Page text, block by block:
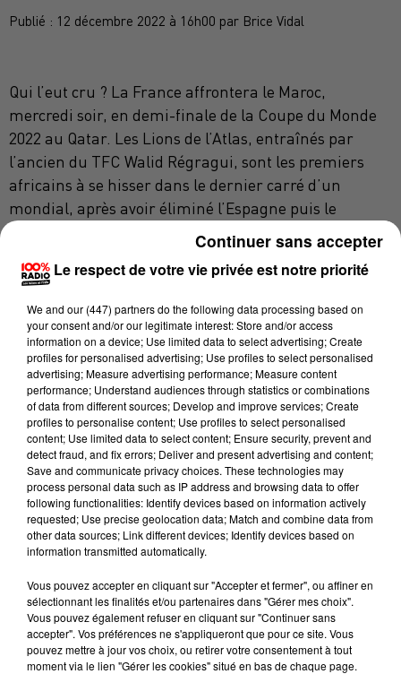
Publié : 12 décembre 2022 à 16h00 par Brice Vidal
Qui l’eut cru ? La France affrontera le Maroc,
mercredi soir, en demi-finale de la Coupe du Monde
2022 au Qatar. Les Lions de l’Atlas, entraînés par
l’ancien du TFC Walid Régragui, sont les premiers
africains à se hisser dans le dernier carré d’un
mondial, après avoir éliminé l’Espagne puis le
Portugal. L’ancien entraîneur toulousain, Alain
Giresse, a aussi participé à des demi-finales de coupe
du Monde ; quand il était joueur, dans le fameux
carré magique des Bleus en 1982 et 1986.
Et ce fin connaisseur du foot africain prévient : il ne
faut surtout pas sous-estimer l’adversaire ni tomber
dans la suffisance ;" il ne faut pas considérer qu'on a un
avantage [...] on ne s'appuie pas sur le palmarès [...] face
à une équipe qui découvre les demi-finales c'est ça le
piège [...] ils ne sont pas là par hasard."Gigi"pas surpris
de voir une équipe africaine à ce stade"et "c'est arrivé à
une équipe nord africaine car ils sont structurés et
professionnalisés".Pour l'ancien Bleu qui a aussi
entraîné au Marocet eu Regragui sous ses ordres à
une dimension à cette équipe, Ziech a été à l'école de
l'Ajax"rappelle-t-il.
Le respect de votre vie privée est notre priorité
We and our (447) partnersdo the following data processing based on
your consent and/or our legitimate interest: Store and/or access
information on a device; Use limited data to select advertising; Create
profiles for personalised advertising; Use profiles to select personalised
advertising; Measure advertising performance; Measure content
performance; Understand audiences through statistics or combinations
of data from different sources; Develop and improve services; Create
profiles to personalise content; Use profiles to select personalised
content; Use limited data to select content; Ensure security, prevent and
detect fraud, and fix errors; Deliver and present advertising and content;
Save and communicate privacy choices. These technologies may
process personal data such as IP address and browsing data to offer
following functionalities: Identify devices based on information actively
requested; Use precise geolocation data; Match and combine data from
other data sources; Link different devices; Identify devices based on
information transmitted automatically.
Vous pouvez accepter en cliquant sur "Accepter et fermer", ou affiner en
sélectionnant les finalités et/ou partenaires dans "Gérer mes choix".
Vous pouvez également refuser en cliquant sur "Continuer sans
accepter". Vos préférences ne s'appliqueront que pour ce site. Vous
pouvez mettre à jour vos choix, ou retirer votre consentement à tout
moment via le lien "Gérer les cookies" situé en bas de chaque page.
Continuer sans accepter